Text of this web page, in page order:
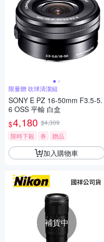
限量贈 吹球清潔組
SONY E PZ 16-50mm F3.5-5.
6 OSS 平輸 白盒
$4,180 $4,309
限時下殺
券 贈品
加入購物車
補貨中